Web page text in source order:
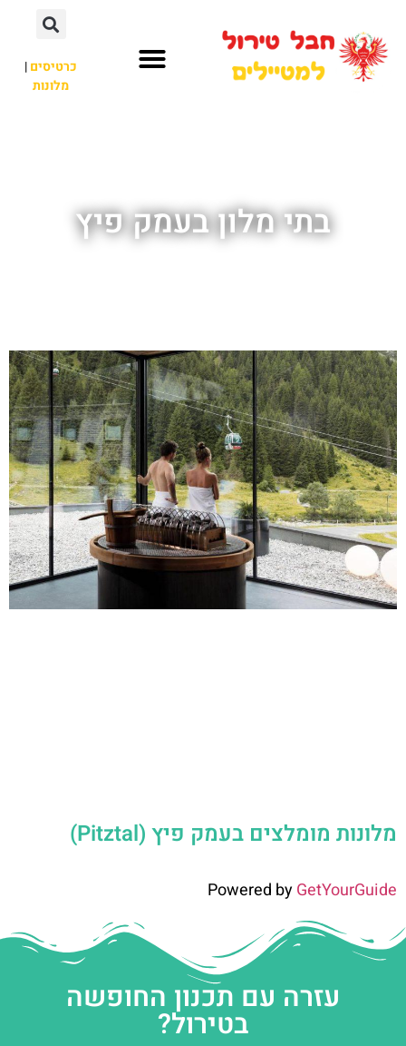
כרטיסים|
מלונות
בתי מלון בעמק פיץ
מלונות מומלצים בעמק פיץ (Pitztal)
Powered byGetYourGuide
עזרה עם תכנון החופשה
בטירול?